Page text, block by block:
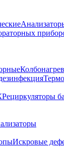
Рециркуляторы
Искровые